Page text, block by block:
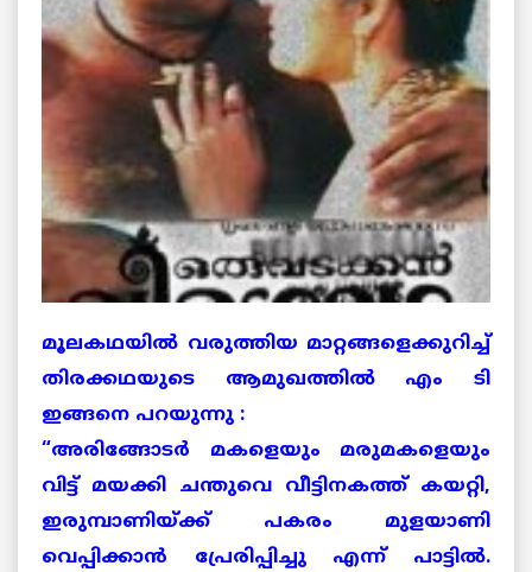
മൂലകഥയില്‍ വരുത്തിയ മാറ്റങ്ങളെക്കുറിച്ച്
തിരക്കഥയുടെ ആമുഖത്തില്‍ എം ടി
ഇങ്ങനെ പറയുന്നു :
“അരിങ്ങോടര്‍ മകളെയും മരുമകളെയും
വിട്ട് മയക്കി ചന്തുവെ വീട്ടിനകത്ത് കയറ്റി,
ഇരുമ്പാണിയ്ക്ക് പകരം മുളയാണി
വെപ്പിക്കാന്‍ പ്രേരിപ്പിച്ചു എന്ന് പാട്ടില്‍.